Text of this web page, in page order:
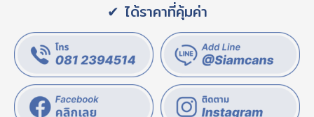
✔ ได้ราคาที่คุ้มค่า